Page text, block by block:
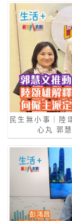
民生無小事｜陸
心丸 郭